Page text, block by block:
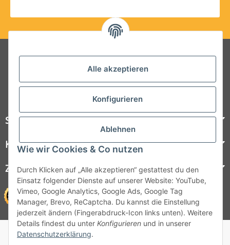
Alle akzeptieren
Konfigurieren
Ablehnen
Wie wir Cookies & Co nutzen
Durch Klicken auf „Alle akzeptieren“ gestattest du den
Einsatz folgender Dienste auf unserer Website: YouTube,
Vimeo, Google Analytics, Google Ads, Google Tag
Manager, Brevo, ReCaptcha. Du kannst die Einstellung
jederzeit ändern (Fingerabdruck-Icon links unten). Weitere
Details findest du unter Konfigurieren und in unserer
Datenschutzerklärung.
Folgt uns auf Social Media
Steelboxx
Kundenservice
Zahlungsmöglichkeiten
© 1964 - 2026 Lüllmann GmbH